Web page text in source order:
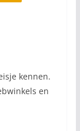
kennen.
en